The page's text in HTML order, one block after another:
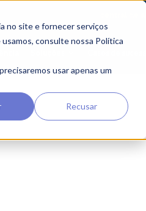
no site e fornecer serviços
consulte nossa Política
usar apenas um
Recusar
central de
Casos de